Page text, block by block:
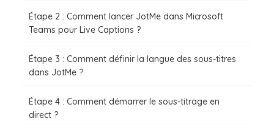
Étape 2 : Comment lancer JotMe dans Microsoft
Teams pour Live Captions ?
Étape 3 : Comment définir la langue des sous-titres
dans JotMe ?
Étape 4 : Comment démarrer le sous-titrage en
direct ?